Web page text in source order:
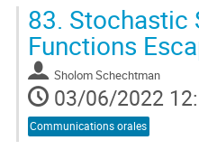
83. Stochastic
Functions
Sholom Schechtman
03/06/2022
Communications orales